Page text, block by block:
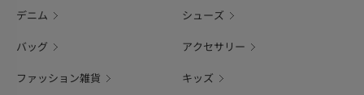
デニム シューズ
バッグ アクセサリー
ファッション雑貨 キッズ